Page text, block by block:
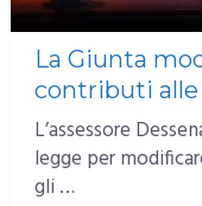
La Giunta
contributi alle
L’assessore
legge per
gli …